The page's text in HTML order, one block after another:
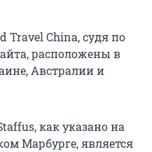
China, судя по
расположены в
Австралии и
как указано на
Марбурге, является